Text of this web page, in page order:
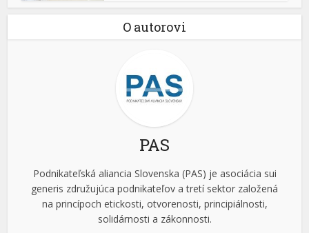
O autorovi
PAS
Podnikateľská aliancia Slovenska (PAS) je asociácia sui
generis združujúca podnikateľov a tretí sektor založená
na princípoch etickosti, otvorenosti, principiálnosti,
solidárnosti a zákonnosti.